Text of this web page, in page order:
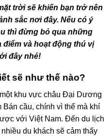
trời sẽ khiến bạn trở nên
sắc nơi đây. Nếu có ý
thì đừng bỏ qua những
và hoạt động thú vị
đây nhé!
sẽ như thế nào?
khu vực châu Đại Dương
cầu, chính vì thế mà khí
với Việt Nam. Đến du lịch
du khách sẽ cảm thấy